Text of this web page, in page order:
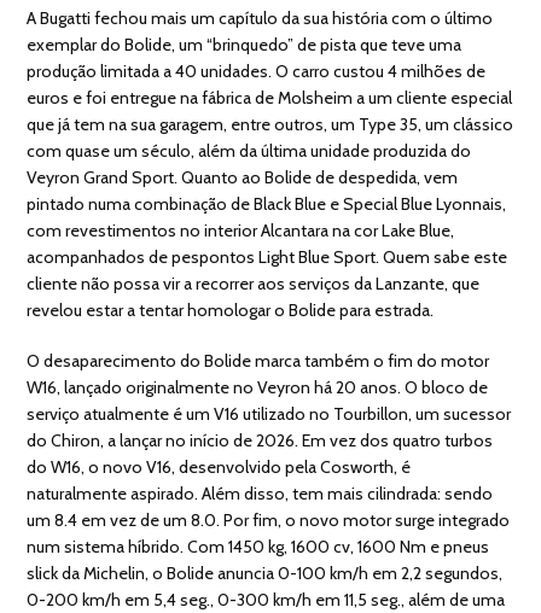
A Bugatti fechou mais um capítulo da sua história com o último
exemplar do Bolide, um “brinquedo” de pista que teve uma
produção limitada a 40 unidades. O carro custou 4 milhões de
euros e foi entregue na fábrica de Molsheim a um cliente especial
que já tem na sua garagem, entre outros, um Type 35, um clássico
com quase um século, além da última unidade produzida do
Veyron Grand Sport. Quanto ao Bolide de despedida, vem
pintado numa combinação de Black Blue e Special Blue Lyonnais,
com revestimentos no interior Alcantara na cor Lake Blue,
acompanhados de pespontos Light Blue Sport. Quem sabe este
cliente não possa vir a recorrer aos serviços da Lanzante, que
revelou estar a tentar homologar o Bolide para estrada.
O desaparecimento do Bolide marca também o fim do motor
W16, lançado originalmente no Veyron há 20 anos. O bloco de
serviço atualmente é um V16 utilizado no Tourbillon, um sucessor
do Chiron, a lançar no início de 2026. Em vez dos quatro turbos
do W16, o novo V16, desenvolvido pela Cosworth, é
naturalmente aspirado. Além disso, tem mais cilindrada: sendo
um 8.4 em vez de um 8.0. Por fim, o novo motor surge integrado
num sistema híbrido. Com 1450 kg, 1600 cv, 1600 Nm e pneus
slick da Michelin, o Bolide anuncia 0-100 km/h em 2,2 segundos,
0-200 km/h em 5,4 seg., 0-300 km/h em 11,5 seg., além de uma